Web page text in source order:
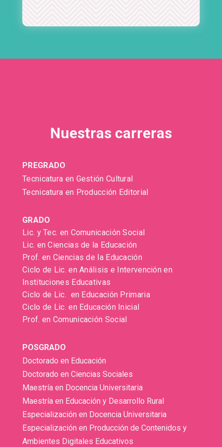
Nuestras carreras
PREGRADO
Tecnicatura en Gestión Cultural
Tecnicatura en Producción Editorial
GRADO
Lic. y Tec. en Comunicación Social
Lic. en Ciencias de la Educación
Prof. en Ciencias de la Educación
Ciclo de Lic. en Análisis e Intervención en
Instituciones Educativas
Ciclo de Lic. en Educación Primaria
Ciclo de Lic. en Educación Inicial
Prof. en Comunicación Social
POSGRADO
Doctorado en Educación
Doctorado en Ciencias Sociales
Maestría en Docencia Universitaria
Maestría en Educación y Desarrollo Rural
Especialización en Docencia Universitaria
Especialización en Producción de Contenidos y
Ambientes Digitales Educativos